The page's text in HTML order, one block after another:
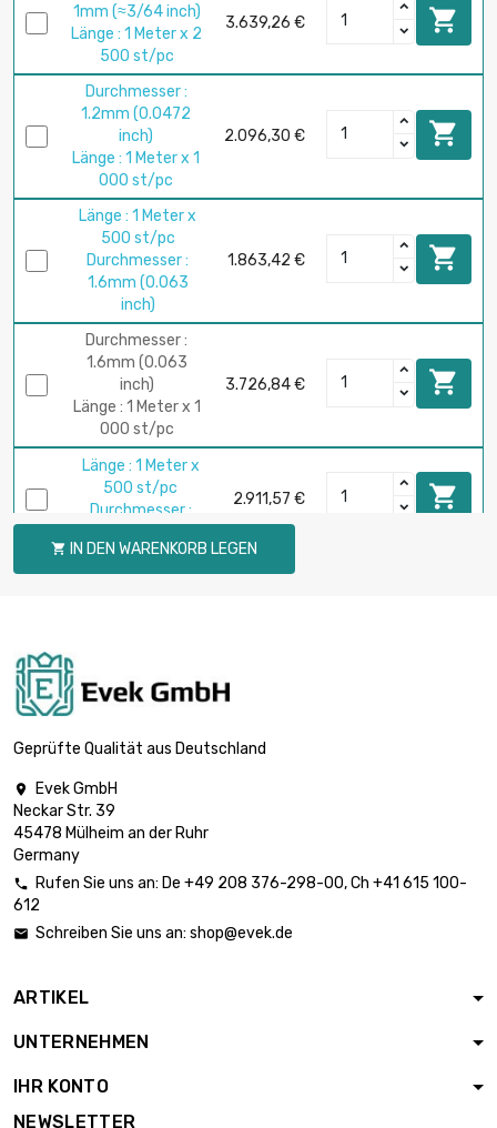
1mm (≈3/64 inch)
Länge : 1 Meter x 2
500 st/pc
3.639,26 € 
Durchmesser :
1.2mm (0.0472
inch)
Länge : 1 Meter x 1
000 st/pc
2.096,30 € 
Länge : 1 Meter x
500 st/pc
Durchmesser :
1.6mm (0.063
inch)
1.863,42 € 
Durchmesser :
1.6mm (0.063
inch)
Länge : 1 Meter x 1
000 st/pc
3.726,84 € 
Länge : 1 Meter x
500 st/pc
Durchmesser :
2.911,57 € 
250 st/pc
3.175mm (≈1/8
inch)
Länge : 1 Meter x
100 st/pc
Durchmesser :
4mm (≈5/32 inch)
st/pc
Durchmesser :
1.819,75 €
Länge : 1 Meter x
Durchmesser :
 IN DEN WARENKORB LEGEN
Geprüfte Qualität aus Deutschland

Evek GmbH
Neckar Str. 39
45478 Mülheim an der Ruhr
Germany
 Rufen Sie uns an: De +49 208 376-298-00, Ch +41 615 100-
612
 Schreiben Sie uns an: shop@evek.de
ARTIKEL
UNTERNEHMEN
IHR KONTO
NEWSLETTER